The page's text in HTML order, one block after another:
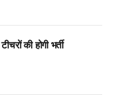
की होगी भर्ती